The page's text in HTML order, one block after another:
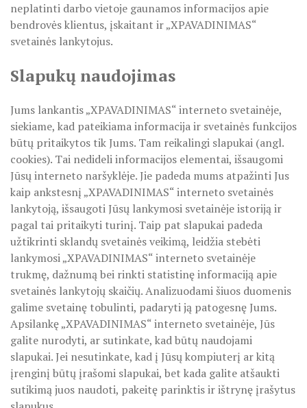
KPD PROJEKTAS ,,MAŽOSIOS LIETUVOS MOKYKLA-
PROJEKTAS ,,KULTŪROS SKŪNĖ". Pavasario keramikos
PROJEKTAS ,,KULTŪROS SKŪNĖ". Keramikos dirbtuvėse-
PROJEKTAS ,,KULTŪROS SKŪNĖ". Apie projektą spaudoje
PROJEKTAS ,,KULTŪROS SKŪNĖ". Keramikos dirbtuvių
PROJEKTAS ,,KULTŪROS SKŪNĖ". Keramikos dirbtuvės
ES PROJEKTAS GENIUS LOCI. Išleistas bukletas ,,Vydūno
BAIGIAMAS ES PROJEKTAS GENIUS LOCI
ES PROJEKTAS GENIUS LOCI. Vydūno šviesos festivalis.
ES PROJEKTAS GENIUS LOCI. Vydūno šviesos festivalis.
ES PROJEKTAS GENIUS LOCI. Įrengtas Vydūno suolelis
ES PROJEKTAS GENIUS LOCI. Kieme ,,dygsta"
ES PROJEKTAS GENIUS LOCI. Rengiamas Vydūno suolelis
neplatinti darbo vietoje gaunamos informacijos apie
bendrovės klientus, įskaitant ir „XPAVADINIMAS“
svetainės lankytojus.
Slapukų naudojimas
Jums lankantis „XPAVADINIMAS“ interneto svetainėje,
siekiame, kad pateikiama informacija ir svetainės funkcijos
būtų pritaikytos tik Jums. Tam reikalingi slapukai (angl.
cookies). Tai nedideli informacijos elementai, išsaugomi
Jūsų interneto naršyklėje. Jie padeda mums atpažinti Jus
kaip ankstesnį „XPAVADINIMAS“ interneto svetainės
lankytoją, išsaugoti Jūsų lankymosi svetainėje istoriją ir
pagal tai pritaikyti turinį. Taip pat slapukai padeda
užtikrinti sklandų svetainės veikimą, leidžia stebėti
lankymosi „XPAVADINIMAS“ interneto svetainėje
trukmę, dažnumą bei rinkti statistinę informaciją apie
svetainės lankytojų skaičių. Analizuodami šiuos duomenis
galime svetainę tobulinti, padaryti ją patogesnę Jums.
Apsilankę „XPAVADINIMAS“ interneto svetainėje, Jūs
galite nurodyti, ar sutinkate, kad būtų naudojami
slapukai. Jei nesutinkate, kad į Jūsų kompiuterį ar kitą
įrenginį būtų įrašomi slapukai, bet kada galite atšaukti
sutikimą juos naudoti, pakeitę parinktis ir ištrynę įrašytus